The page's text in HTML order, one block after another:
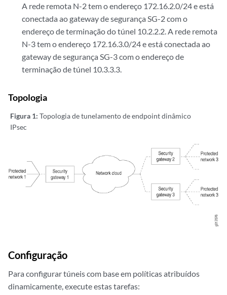
A rede remota N-2 tem o endereço 172.16.2.0/24 e está
conectada ao gateway de segurança SG-2 com o
endereço de terminação do túnel 10.2.2.2. A rede remota
N-3 tem o endereço 172.16.3.0/24 e está conectada ao
gateway de segurança SG-3 com o endereço de
terminação de túnel 10.3.3.3.
Topologia
Figura 1: Topologia de tunelamento de endpoint dinâmico
IPsec
Configuração
Para configurar túneis com base em políticas atribuídos
dinamicamente, execute estas tarefas: